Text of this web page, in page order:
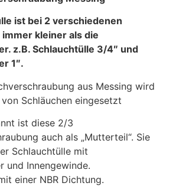
ist bei 2 verschiedenen
kleiner als die
z.B. Schlauchtülle 3/4″ und
1″.
aus Messing wird
Schläuchen eingesetzt
ist diese 2/3
auch als „Mutterteil“. Sie
Schlauchtülle mit
und Innengewinde.
einer NBR Dichtung.